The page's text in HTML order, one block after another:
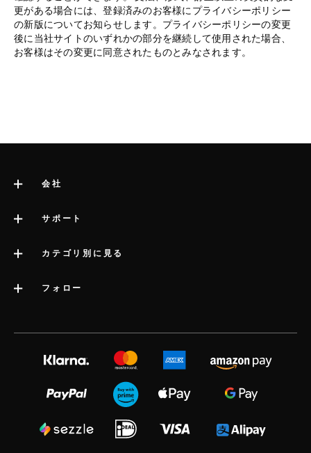
更がある場合には、登録済みのお客様にプライバシーポリシー
の新版についてお知らせします。プライバシーポリシーの変更
後に当社サイトのいずれかの部分を継続して使用された場合、
お客様はその変更に同意されたものとみなされます。
会社
LELOについて
業界賞
プライバシーポリシー
cookieポリシー
サポート
サポートへのお問い合わせ
satisfaction guarantee
よくある質問（一般）
よくある質問（配送）
カテゴリ別に見る
カテゴリー
男性用アダルトグッズ
カップル向けアダルトグッズ
高級大人のおもちゃ
フォロー
facebook
audio erotica